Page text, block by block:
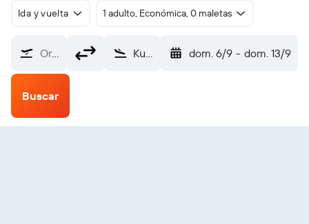
Ida y vuelta 1 adulto, Económica, 0 maletas
Origen Kukës Intl (KFZ) dom. 6/9 - dom. 13/9
Buscar